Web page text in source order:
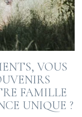
VOUS
FAMILLE
UNIQUE ?